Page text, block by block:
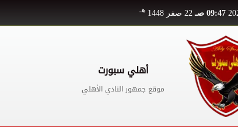
09:47 صـ 22 صفر 1448 هـ
أهلي سبورت
موقع جمهور النادي الأهلي